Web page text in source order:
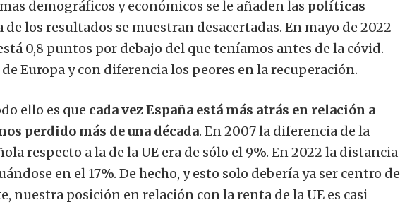
demográficos y económicos se le añaden las políticas
de los resultados se muestran desacertadas. En mayo de 2022
0,8 puntos por debajo del que teníamos antes de la cóvid.
Europa y con diferencia los peores en la recuperación.
ello es que cada vez España está más atrás en relación a
perdido más de una década. En 2007 la diferencia de la
respecto a la de la UE era de sólo el 9%. En 2022 la distancia
en el 17%. De hecho, y esto solo debería ya ser centro de
nuestra posición en relación con la renta de la UE es casi